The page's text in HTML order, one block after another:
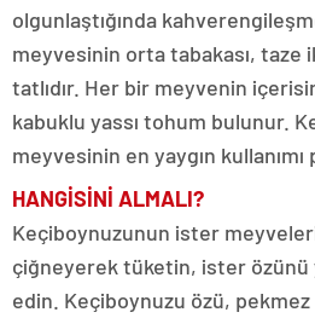
olgunlaştığında
meyvesinin orta tabakası, taze
tatlıdır. Her bir meyvenin
kabuklu yassı tohum bulunur.
meyvesinin en yaygın
HANGİSİNİ ALMALI?
Keçiboynuzunun ister
çiğneyerek tüketin, ister özünü
edin. Keçiboynuzu özü, pekmez